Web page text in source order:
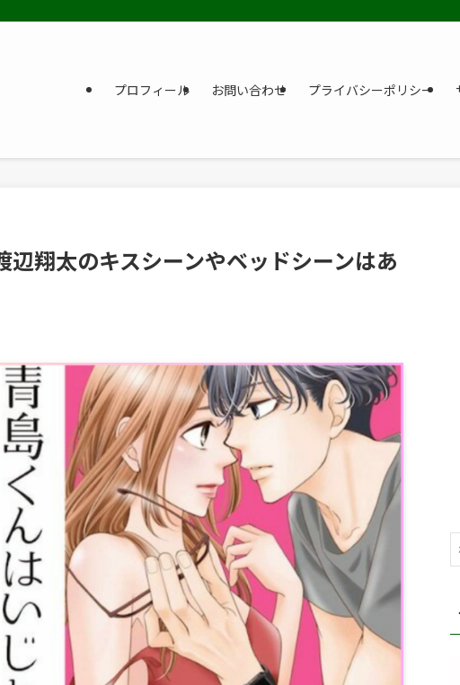
プロフィール お問い合わせ プライバシーポリシー
辺翔太のキスシーンやベッドシーンはあ